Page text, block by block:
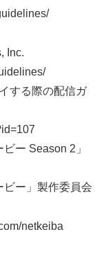
Inc.
する際の配信ガ
ー Season 2」
ー」製作委員会
netkeiba